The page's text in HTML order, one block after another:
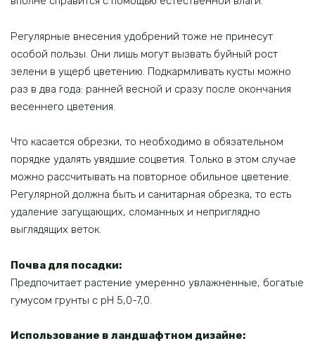
Регулярные внесения удобрений тоже не принесут
особой пользы. Они лишь могут вызвать буйный рост
зелени в ущерб цветению. Подкармливать кусты можно
раз в два года: ранней весной и сразу после окончания
весеннего цветения.
Что касается обрезки, то необходимо в обязательном
порядке удалять увядшие соцветия. Только в этом случае
можно рассчитывать на повторное обильное цветение.
Регулярной должна быть и санитарная обрезка, то есть
удаление загущающих, сломанных и неприглядно
выглядящих веток.
Почва для посадки:
Предпочитает растение умеренно увлажненные, богатые
гумусом грунты с pH 5,0-7,0.
Использование в ландшафтном дизайне: